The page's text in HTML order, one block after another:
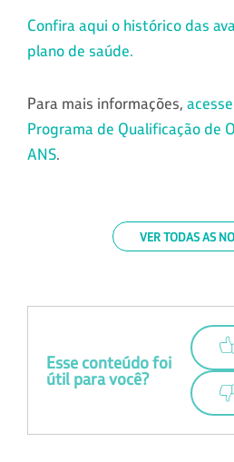
Confira aqui o histórico das
plano de saúde.
Para mais informações,
Programa de Qualificação de
ANS.
VER TODAS AS
Esse conteúdo foi
útil para você?